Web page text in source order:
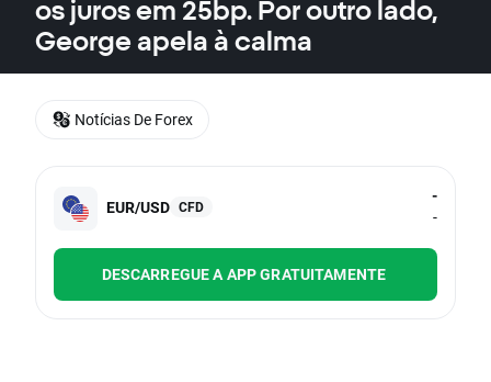
os juros em 25bp. Por outro lado,
George apela à calma
EUR/USD CFD
-
-
DESCARREGUE A APP GRATUITAMENTE
Notícias De Forex